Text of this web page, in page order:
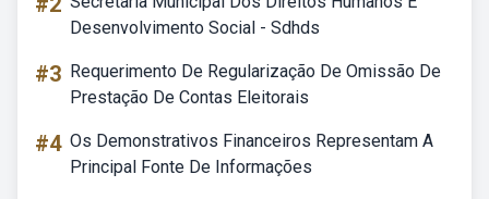
Desenvolvimento Social - Sdhds
#3 Requerimento De Regularização De Omissão De
Prestação De Contas Eleitorais
#4 Os Demonstrativos Financeiros Representam A
Principal Fonte De Informações